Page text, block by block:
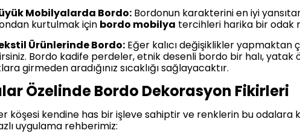
Mobilyalarda Bordo: Bordonun karakterini en iyi
kurtulmak için bordo mobilya tercihleri harika bir odak
Ürünlerinde Bordo: Eğer kalıcı değişiklikler yapmaktan
Bordo kadife perdeler, etnik desenli bordo bir halı,
girmeden aradığınız sıcaklığı sağlayacaktır.
Özelinde Bordo Dekorasyon Fikirleri
köşesi kendine has bir işleve sahiptir ve renklerin bu odalara
uygulama rehberimiz: